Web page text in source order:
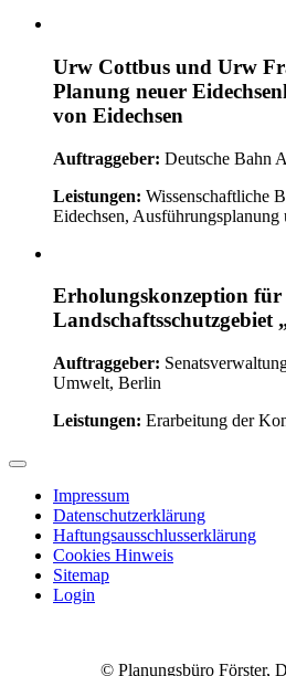
Urw Cottbus und Urw
Planung neuer
von Eidechsen
Auftraggeber: Deutsche Bahn
Leistungen: Wissenschaftliche
Eidechsen,
Erholungskonzeption für
Landschaftsschutzgebiet
Auftraggeber:
Umwelt, Berlin
Leistungen: Erarbeitung der
Impressum
Datenschutzerklärung
Haftungsausschlusserklärung
Cookies Hinweis
Sitemap
Login
© Planungsbüro Förster,